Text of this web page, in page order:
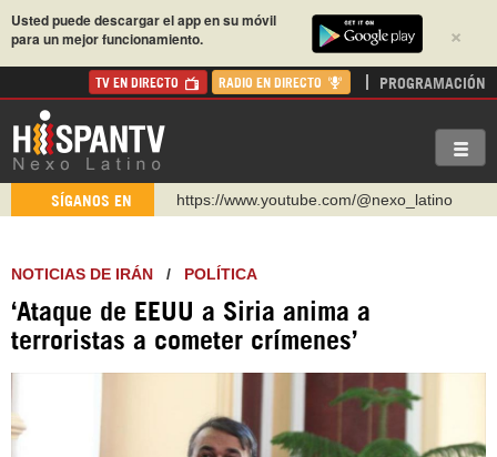
×
Usted puede descargar el app en su móvil
para un mejor funcionamiento.
TV EN DIRECTO RADIO EN DIRECTO PROGRAMACIÓN
SÍGANOS EN
https://www.youtube.com/@nexo_latino
https://t.me/hispantvcanal
https://urmedium.com/c/hispantv
WhatsApp y Viber: +98 921 79 29 404
https://www.facebook.com/Nexolatino.Canal
NOTICIAS DE IRÁN / POLÍTICA
‘Ataque de EEUU a Siria anima a
terroristas a cometer crímenes’